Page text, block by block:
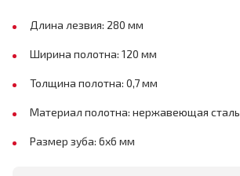
Длина лезвия: 280 мм
Ширина полотна: 120 мм
Толщина полотна: 0,7 мм
Материал полотна: нержавеющая сталь
Размер зуба: 6х6 мм